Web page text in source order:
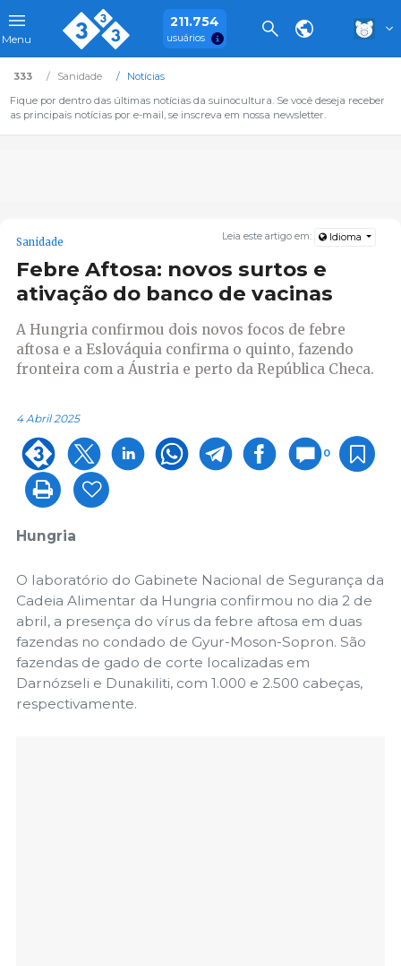
Menu
211.754
usuários
333 Sanidade
Notícias
Fique por dentro das últimas notícias da suinocultura. Se você deseja receber
as principais notícias por e-mail, se inscreva em nossa newsletter.
Leia este artigo em: Idioma
Sanidade
Febre Aftosa: novos surtos e
ativação do banco de vacinas
A Hungria confirmou dois novos focos de febre
aftosa e a Eslováquia confirma o quinto, fazendo
fronteira com a Áustria e perto da República Checa.
4 Abril 2025
0
Hungria
O laboratório do Gabinete Nacional de Segurança da
Cadeia Alimentar da Hungria confirmou no dia 2 de
abril, a presença do vírus da febre aftosa em duas
fazendas no condado de Gyur-Moson-Sopron. São
fazendas de gado de corte localizadas em
Darnózseli e Dunakiliti, com 1.000 e 2.500 cabeças,
respectivamente.